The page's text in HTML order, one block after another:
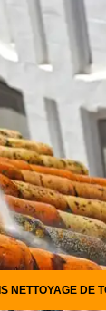
NETTOYAGE DE